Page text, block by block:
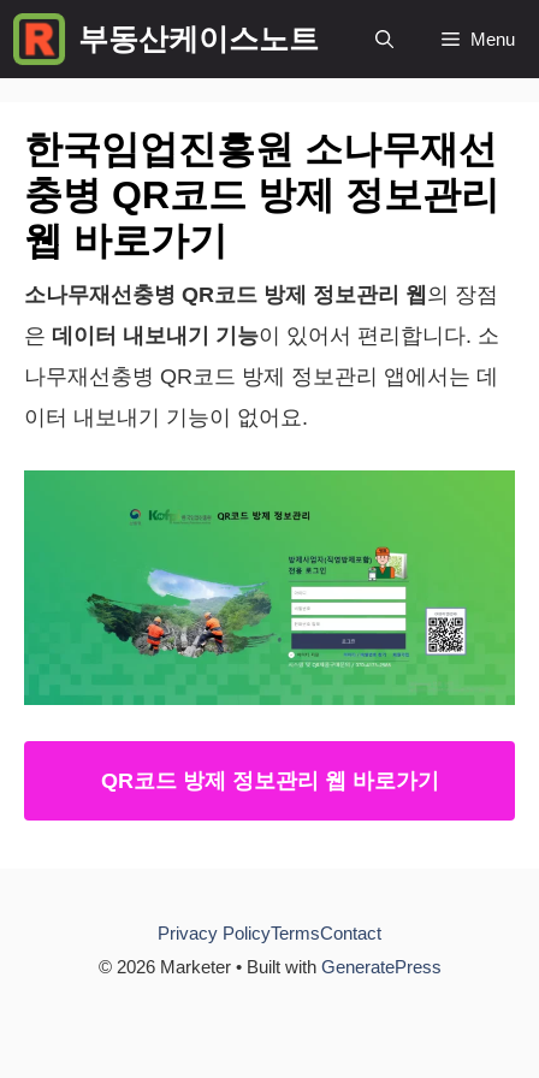
컨
텐
부동산케이스노트 Menu
한국임업진흥원 소나무재선
충병 QR코드 방제 정보관리
웹 바로가기
소나무재선충병 QR코드 방제 정보관리 웹 의 장점
은 데이터 내보내기 기능이 있어서 편리합니다. 소
나무재선충병 QR코드 방제 정보관리 앱에서는 데
이터 내보내기 기능이 없어요.
QR코드 방제 정보관리 웹 바로가기
© 2026 Marketer • Built with GeneratePress
Privacy PolicyTermsContact